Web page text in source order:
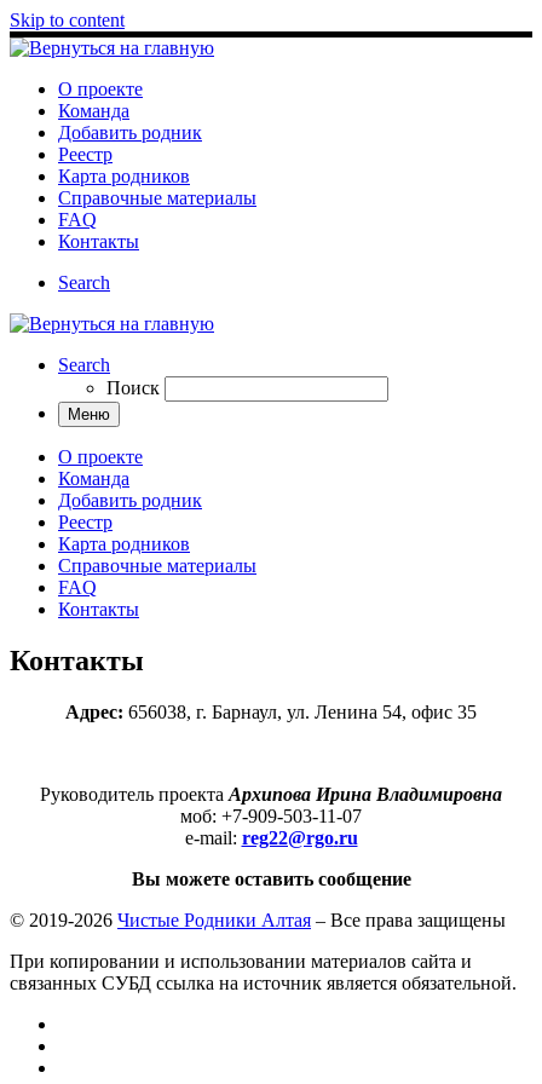
Skip to content
О проекте
Команда
Добавить родник
Реестр
Карта родников
Справочные материалы
FAQ
Контакты
Search
Search
Поиск
Меню
О проекте
Команда
Добавить родник
Реестр
Карта родников
Справочные материалы
FAQ
Контакты
Контакты
Адрес: 656038, г. Барнаул, ул. Ленина 54, офис 35
Руководитель проекта Архипова Ирина Владимировна
моб: +7-909-503-11-07
e-mail: reg22@rgo.ru
Вы можете оставить сообщение
© 2019-2026 Чистые Родники Алтая – Все права защищены
При копировании и использовании материалов сайта и
связанных СУБД ссылка на источник является обязательной.